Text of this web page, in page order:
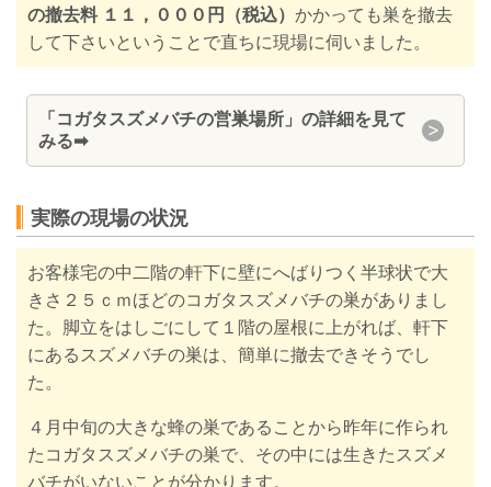
の撤去料 １１，０００円（税込） かかっても巣を撤去
して下さいということで直ちに現場に伺いました。
「 コガタスズメバチの営巣場所」の詳細を見て
みる➡
実際の現場の状況
お客様宅の中二階の軒下に壁にへばりつく半球状で大
きさ２５ｃｍほどのコガタスズメバチの巣がありまし
た。脚立をはしごにして１階の屋根に上がれば、軒下
にあるスズメバチの巣は、簡単に撤去できそうでし
た。
４月中旬の大きな蜂の巣であることから昨年に作られ
たコガタスズメバチの巣で、その中には生きたスズメ
バチがいないことが分かります。